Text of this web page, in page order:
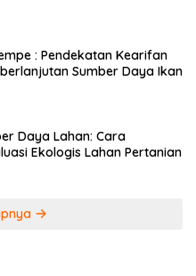
: Pendekatan Kearifan
Sumber Daya Ikan
Daya Lahan: Cara
Ekologis Lahan Pertanian